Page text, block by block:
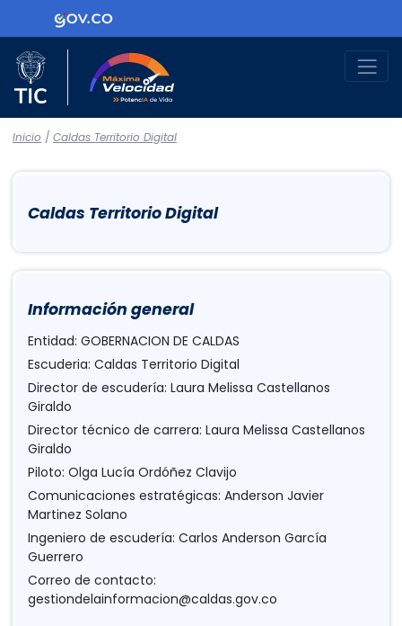
Logo Gobierno de Colombia
Logo del Ministerio TIC
Inicio / Caldas Territorio Digital
Caldas Territorio Digital
Información general
Entidad: GOBERNACION DE CALDAS
Escuderia: Caldas Territorio Digital
Director de escudería: Laura Melissa Castellanos
Giraldo
Director técnico de carrera: Laura Melissa Castellanos
Giraldo
Piloto: Olga Lucía Ordóñez Clavijo
Comunicaciones estratégicas: Anderson Javier
Martinez Solano
Ingeniero de escudería: Carlos Anderson García
Guerrero
Correo de contacto:
gestiondelainformacion@caldas.gov.co